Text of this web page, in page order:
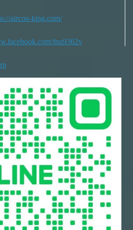
aircon-king.com/
fnu9362v